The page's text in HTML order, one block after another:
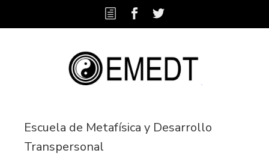
Escuela de Metafísica y Desarrollo
Transpersonal